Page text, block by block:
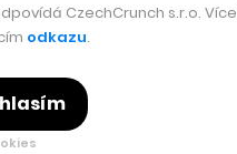
CzechCrunch s.r.o. Více
odkazu.